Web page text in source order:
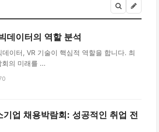
데이터의 역할 분석
이터, VR 기술이 핵심적 역할을 합니다. 최
의 미래를 ...
업 채용박람회: 성공적인 취업 전